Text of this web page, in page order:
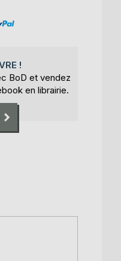
!
BoD et vendez
en librairie.